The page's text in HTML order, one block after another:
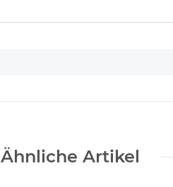
Ähnliche Artikel